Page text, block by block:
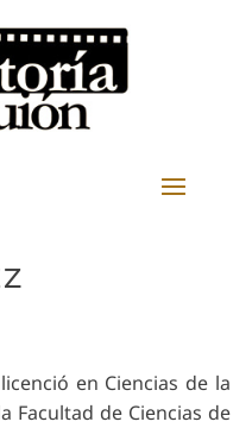
en Ciencias de la
Facultad de Ciencias de